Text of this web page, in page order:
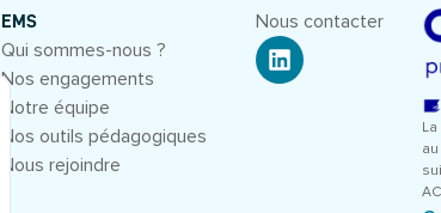
EMS
Qui sommes-nous ?
Nos engagements
Notre équipe
Nos outils pédagogiques
Nous rejoindre
Nous contacter